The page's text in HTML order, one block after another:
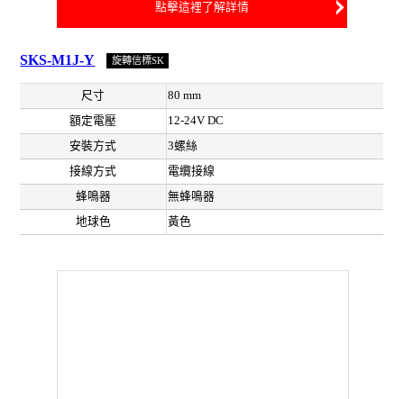
點擊這裡了解詳情
SKS-M1J-Y 旋轉信標SK
尺寸
80 mm
額定電壓
12-24V DC
安裝方式
3螺絲
接線方式
電纜接線
蜂鳴器
無蜂鳴器
地球色
黃色